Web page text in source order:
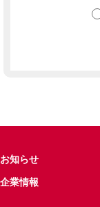
お知らせ
企業情報